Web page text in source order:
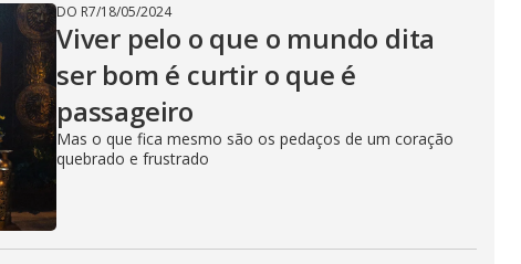
DO R7/18/05/2024
Viver pelo o que o mundo dita
ser bom é curtir o que é
passageiro
Mas o que fica mesmo são os pedaços de um coração
quebrado e frustrado